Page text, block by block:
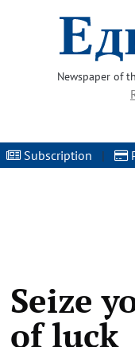
Newspaper of
Subscription |
Seize
of luck